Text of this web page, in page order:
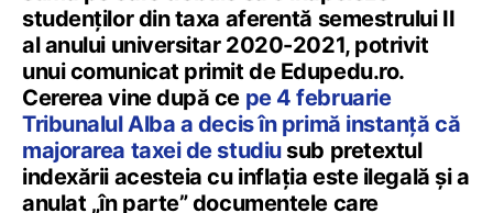
studenților din taxa aferentă semestrului II
al anului universitar 2020-2021, potrivit
unui comunicat primit de Edupedu.ro.
Cererea vine după ce pe 4 februarie
Tribunalul Alba a decis în primă instanță că
majorarea taxei de studiusub pretextul
indexării acesteia cu inflația este ilegală și a
anulat „în parte” documentele care